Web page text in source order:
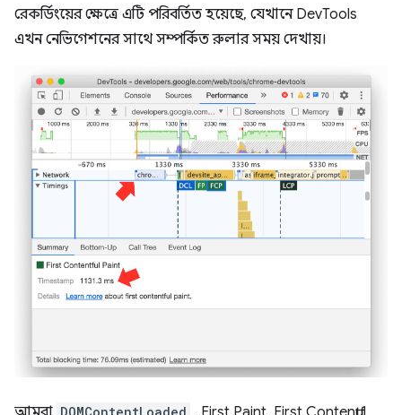
রেকর্ডিংয়ের ক্ষেত্রে এটি পরিবর্তিত হয়েছে, যেখানে DevTools
এখন নেভিগেশনের সাথে সম্পর্কিত রুলার সময় দেখায়।